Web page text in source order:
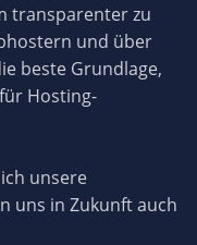
transparenter zu
und über
beste Grundlage,
Hosting-
unsere
uns in Zukunft auch